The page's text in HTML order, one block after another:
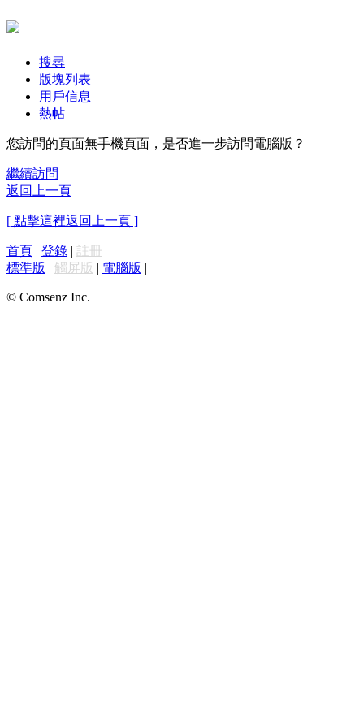
搜尋
版塊列表
用戶信息
熱帖
您訪問的頁面無手機頁面，是否進一步訪問電腦版？
繼續訪問
返回上一頁
[ 點擊這裡返回上一頁 ]
首頁 | 登錄 | 註冊
標準版 | 觸屏版 | 電腦版 |
© Comsenz Inc.